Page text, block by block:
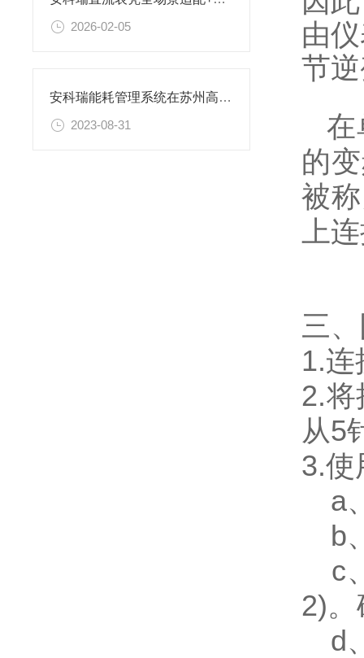
2026-02-05
安科瑞能耗管理系统在苏州高新区实验中学锦峰路校区的研究应用
2023-08-31
由
节
在
的
被
上
三、
1.连
2.将
从5
3.使
a
b
c
2)
d